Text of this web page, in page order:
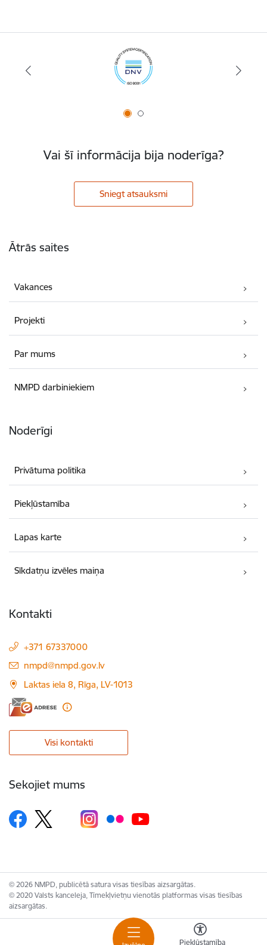
Piekļūstamība
Vai šī informācija bija noderīga?
Sniegt atsauksmi
Ātrās saites
Vakances
Projekti
Par mums
NMPD darbiniekiem
Noderīgi
Privātuma politika
Piekļūstamība
Lapas karte
Sīkdatņu izvēles maiņa
Kontakti
+371 67337000
E-pasts:
nmpd@nmpd.gov.lv
Laktas iela 8, Rīga, LV-1013
Visi kontakti
Sekojiet mums
© 2026 NMPD, publicētā satura visas tiesības aizsargātas.
© 2020 Valsts kanceleja, Tīmekļvietņu vienotās platformas visas tiesības
aizsargātas.